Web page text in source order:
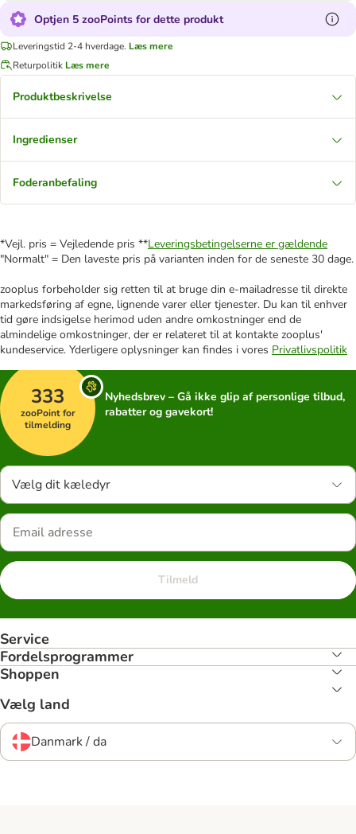
Optjen 5 zooPoints for dette produkt
Leveringstid 2-4 hverdage. Læs mere
Returpolitik Læs mere
Produktbeskrivelse
Ingredienser
Foderanbefaling
*Vejl. pris = Vejledende pris **Leveringsbetingelserne er gældende
"Normalt" = Den laveste pris på varianten inden for de seneste 30 dage.
zooplus forbeholder sig retten til at bruge din e-mailadresse til direkte
markedsføring af egne, lignende varer eller tjenester. Du kan til enhver
tid gøre indsigelse herimod uden andre omkostninger end de
almindelige omkostninger, der er relateret til at kontakte zooplus'
kundeservice. Yderligere oplysninger kan findes i vores Privatlivspolitik
333
zooPoint for
tilmelding
Nyhedsbrev – Gå ikke glip af personlige tilbud,
rabatter og gavekort!
Vælg dit kæledyr
Tilmeld
Service
Fordelsprogrammer
Shoppen
Vælg land
Danmark / da